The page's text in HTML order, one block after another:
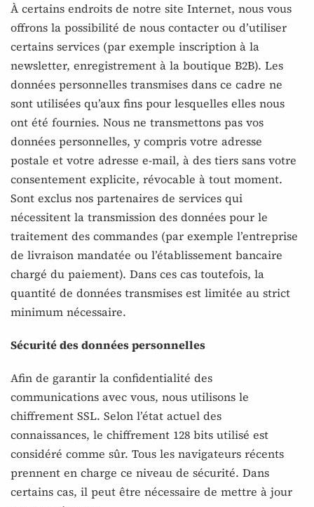
À certains endroits de notre site Internet, nous vous
offrons la possibilité de nous contacter ou d’utiliser
certains services (par exemple inscription à la
newsletter, enregistrement à la boutique B2B). Les
données personnelles transmises dans ce cadre ne
sont utilisées qu’aux fins pour lesquelles elles nous
ont été fournies. Nous ne transmettons pas vos
données personnelles, y compris votre adresse
postale et votre adresse e-mail, à des tiers sans votre
consentement explicite, révocable à tout moment.
Sont exclus nos partenaires de services qui
nécessitent la transmission des données pour le
traitement des commandes (par exemple l’entreprise
de livraison mandatée ou l’établissement bancaire
chargé du paiement). Dans ces cas toutefois, la
quantité de données transmises est limitée au strict
minimum nécessaire.
Sécurité des données personnelles
Afin de garantir la confidentialité des
communications avec vous, nous utilisons le
chiffrement SSL. Selon l’état actuel des
connaissances, le chiffrement 128 bits utilisé est
considéré comme sûr. Tous les navigateurs récents
prennent en charge ce niveau de sécurité. Dans
certains cas, il peut être nécessaire de mettre à jour